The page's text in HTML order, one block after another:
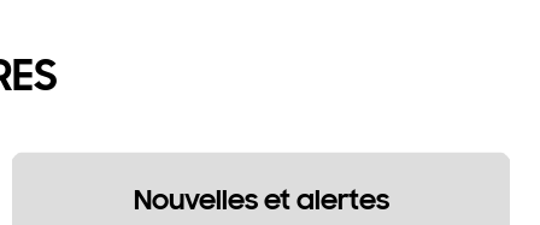
Nouvelles et alertes